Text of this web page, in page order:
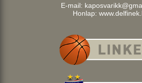
E-mail:
Honlap: